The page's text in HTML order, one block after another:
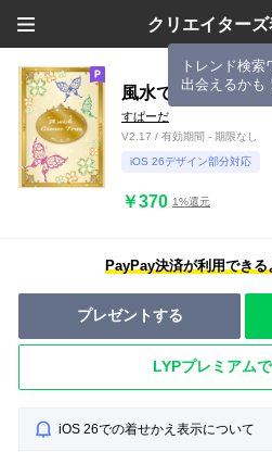
クリエイターズ
トレンド検
出会えるかも！
風水で運勢を向上
すぱーだ
V2.17 / 有効期間 - 期限なし
iOS 26デザイン部分対応
￥370 1%還元
PayPay決済が利用でき
プレゼントする
LYPプレミアム
iOS 26での着せかえ表示について